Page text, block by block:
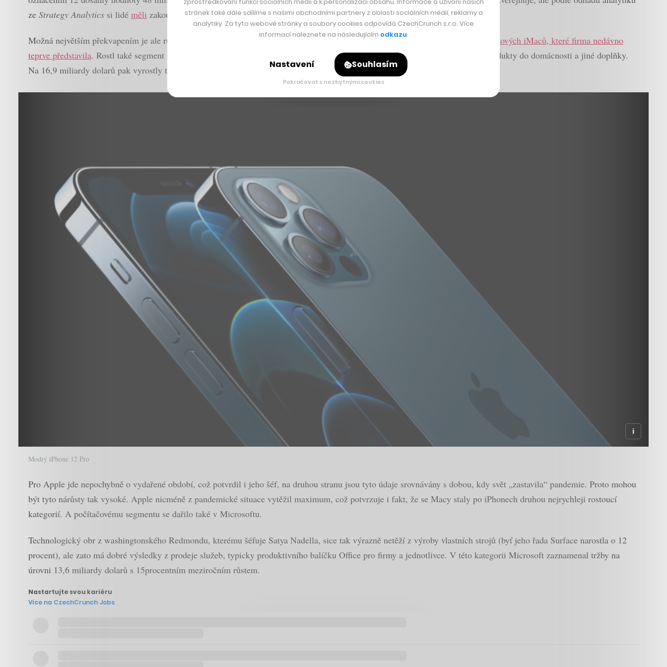
ze Strategy Analytics si lidé měli zakoupit přes 57 milionů kusů (meziročně o 44 procent více).
Možná největším překvapením je ale růst Maců, které Applu vygenerovaly tržby 9,1 miliardy dolarů. Samozřejmě bez započítání
nových iMaců, které firma nedávno
teprve představila. Rostl také segment iPadů (7,8 miliardy dolarů) a zvýšil se i zájem o Apple Watch a nositelnou elektroniku, produkty do domácnosti a jiné doplňky.
Na 16,9 miliardy dolarů pak vyrostly také služby, od iCloudu přes Apple Music až po Apple TV+.
Modrý iPhone 12 Pro
Pro Apple jde nepochybně o vydařené období, což potvrdil i jeho šéf, na druhou stranu jsou tyto údaje srovnávány s dobou, kdy svět „zastavila“ pandemie. Proto mohou
být tyto nárůsty tak vysoké. Apple nicméně z pandemické situace vytěžil maximum, což potvrzuje i fakt, že se Macy staly po iPhonech druhou nejrychleji rostoucí
kategorií. A počítačovému segmentu se dařilo také v Microsoftu.
Technologický obr z washingtonského Redmondu, kterému šéfuje Satya Nadella, sice tak výrazně netěží z výroby vlastních strojů (byť jeho řada Surface narostla o 12
procent), ale zato má dobré výsledky z prodeje služeb, typicky produktivního balíčku Office pro firmy a jednotlivce. V této kategorii Microsoft zaznamenal tržby na
úrovni 13,6 miliardy dolarů s 15procentním meziročním růstem.
Nastartujte svou kariéru
Více na CzechCrunch Jobs
stránek také dále sdílíme s našimi obchodními partnery z oblasti sociálních médií, reklamy a
analytiky. Za tyto webové stránky a soubory cookies odpovídá CzechCrunch s.r.o. Více
informací naleznete na následujícím odkazu.
Nastavení Souhlasím
Pokračovat s nezbytnými cookies